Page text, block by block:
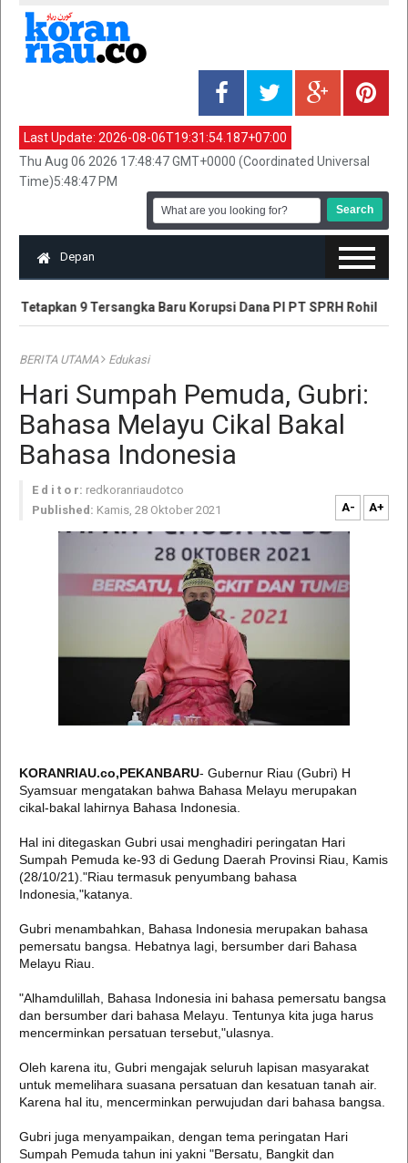
Last Update: 2026-08-06T19:31:54.187+07:00
Thu Aug 06 2026 17:48:47 GMT+0000 (Coordinated Universal
Time)5:48:47 PM
Depan
Tetapkan 9 Tersangka Baru Korupsi Dana PI PT SPRH Rohil
BERITA UTAMA Edukasi
Hari Sumpah Pemuda, Gubri:
Bahasa Melayu Cikal Bakal
Bahasa Indonesia
E d i t o r: redkoranriaudotco
Published: Kamis, 28 Oktober 2021 A- A+
KORANRIAU.co,PEKANBARU- Gubernur Riau (Gubri) H
Syamsuar mengatakan bahwa Bahasa Melayu merupakan
cikal-bakal lahirnya Bahasa Indonesia.
Hal ini ditegaskan Gubri usai menghadiri peringatan Hari
Sumpah Pemuda ke-93 di Gedung Daerah Provinsi Riau, Kamis
(28/10/21)."Riau termasuk penyumbang bahasa
Indonesia,"katanya.
Gubri menambahkan, Bahasa Indonesia merupakan bahasa
pemersatu bangsa. Hebatnya lagi, bersumber dari Bahasa
Melayu Riau.
"Alhamdulillah, Bahasa Indonesia ini bahasa pemersatu bangsa
dan bersumber dari bahasa Melayu. Tentunya kita juga harus
mencerminkan persatuan tersebut,"ulasnya.
Oleh karena itu, Gubri mengajak seluruh lapisan masyarakat
untuk memelihara suasana persatuan dan kesatuan tanah air.
Karena hal itu, mencerminkan perwujudan dari bahasa bangsa.
Gubri juga menyampaikan, dengan tema peringatan Hari
Sumpah Pemuda tahun ini yakni "Bersatu, Bangkit dan